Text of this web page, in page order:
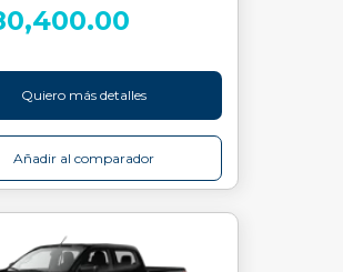
Quiero más detalles
Añadir al comparador